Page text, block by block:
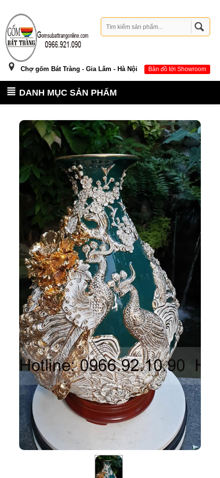
Chợ gốm Bát Tràng - Gia Lâm - Hà Nội Bản đồ tới Showroom
DANH MỤC SẢN PHẨM